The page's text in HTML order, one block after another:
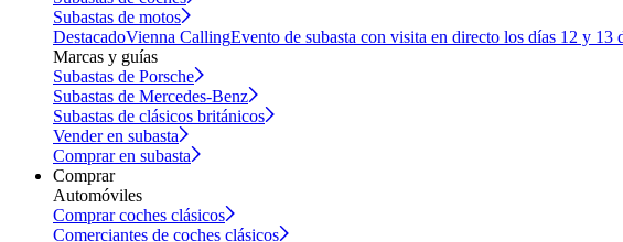
Subastas de motos
DestacadoVienna CallingEvento de subasta con visita en directo los días 12 y 13
Marcas y guías
Subastas de Porsche
Subastas de Mercedes-Benz
Subastas de clásicos británicos
Vender en subasta
Comprar en subasta
Comprar
Automóviles
Comprar coches clásicos
Comerciantes de coches clásicos